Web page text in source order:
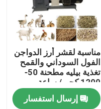
مناسبة لقشر أرز الدواجن
الفول السوداني والقمح
تغذية بيليه مطحنة 50-
1200 كجم / ساعة
القدرات
إرسال استفسار